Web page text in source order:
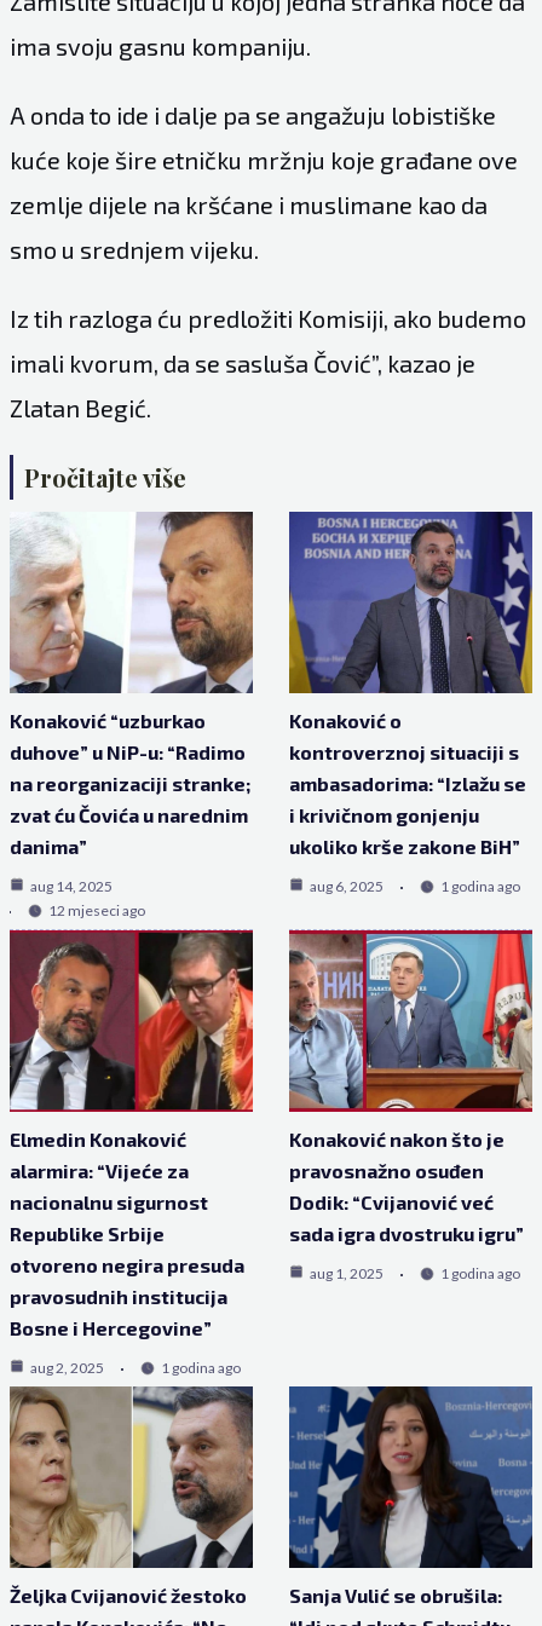
ima svoju gasnu kompaniju.
A onda to ide i dalje pa se angažuju lobistiške
kuće koje šire etničku mržnju koje građane ove
zemlje dijele na kršćane i muslimane kao da
smo u srednjem vijeku.
Iz tih razloga ću predložiti Komisiji, ako budemo
imali kvorum, da se sasluša Čović”, kazao je
Zlatan Begić.
Pročitajte više
Konaković “uzburkao
duhove” u NiP-u: “Radimo
na reorganizaciji stranke;
zvat ću Čovića u narednim
danima”
aug 14, 2025
12 mjeseci ago
Konaković o
kontroverznoj situaciji s
ambasadorima: “Izlažu se
i krivičnom gonjenju
ukoliko krše zakone BiH”
aug 6, 2025 1 godina ago
Elmedin Konaković
alarmira: “Vijeće za
nacionalnu sigurnost
Republike Srbije
otvoreno negira presuda
pravosudnih institucija
Bosne i Hercegovine”
aug 2, 2025 1 godina ago
Konaković nakon što je
pravosnažno osuđen
Dodik: “Cvijanović već
sada igra dvostruku igru”
aug 1, 2025 1 godina ago
Željka Cvijanović žestoko
Sanja Vulić se obrušila: